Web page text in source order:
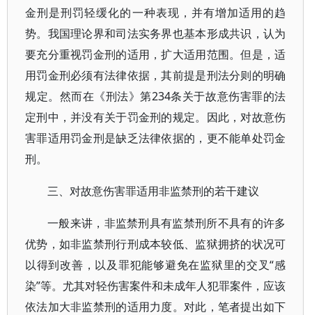
金刑是刑罚轻缓化的一种表现，并有增加适用的趋
势。我国理论界和司法实务界也基本形成共识，认为
要充分重视罚金刑的适用，扩大适用范围。但是，适
用罚金刑必须有法律依据，其前提是刑法分则的明确
规定。然而在《刑法》第234条关于故意伤害罪的法
定刑中，并没有关于罚金刑的规定。因此，对故意伤
害罪适用罚金刑是缺乏法律依据的，更不能单处罚金
刑。
三、对故意伤害罪适用非监禁刑的若干建议
一般来讲，非监禁刑具有监禁刑所不具有的许多
优势，如非监禁刑行刑成本较低、监狱拥挤的状况可
以得到改善，以及罪犯能够避免在监狱里的交叉“感
染”等。尤其对轻伤害案件和未成年人犯罪案件，应该
依法加大非监禁刑的适用力度。对此，笔者提出如下